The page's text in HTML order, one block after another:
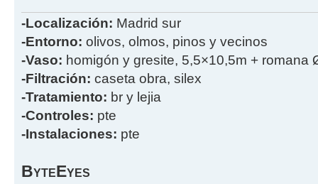
-Localización: Madrid sur
-Entorno: olivos, olmos, pinos y vecinos
-Vaso: homigón y gresite, 5,5×10,5m + romana
-Filtración: caseta obra, silex
-Tratamiento: br y lejia
-Controles: pte
-Instalaciones: pte
BYTEEYES